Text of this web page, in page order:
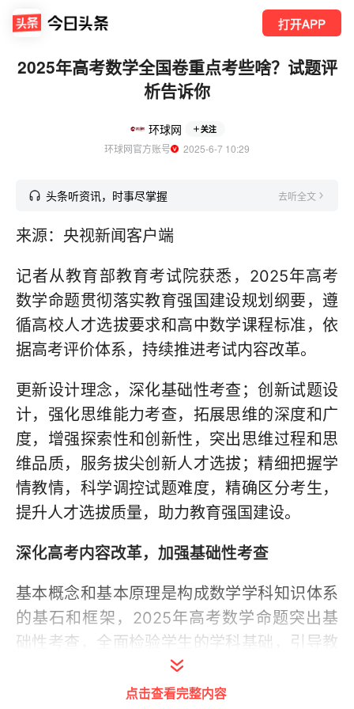
打开APP
2025年高考数学全国卷重点考些啥？试题评
析告诉你
环球网 关注
环球网官方账号
  2025-6-7 10:29
头条听资讯，时事尽掌握 去听全文
来源：央视新闻客户端
记者从教育部教育考试院获悉，2025年高考
数学命题贯彻落实教育强国建设规划纲要，遵
循高校人才选拔要求和高中数学课程标准，依
据高考评价体系，持续推进考试内容改革。
更新设计理念，深化基础性考查；创新试题设
计，强化思维能力考查，拓展思维的深度和广
度，增强探索性和创新性，突出思维过程和思
维品质，服务拔尖创新人才选拔；精细把握学
情教情，科学调控试题难度，精确区分考生，
提升人才选拔质量，助力教育强国建设。
深化高考内容改革，加强基础性考查
基本概念和基本原理是构成数学学科知识体系
的基石和框架，2025年高考数学命题突出基
础性考查，全面检验学生的学科基础，引导教
学回归课标，夯实学生知识根基，培育学生发
点击查看完整内容